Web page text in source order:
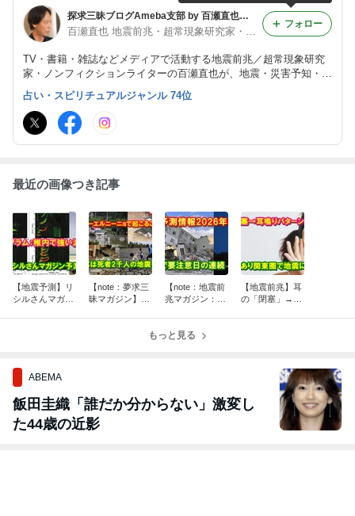
探求三昧ブログAmeba支部 by 百瀬直也（地震前兆・超常現象研究家/ライター）
TV・書籍・雑誌などメディアで活動する地震前兆／超常現象研究
家・ノンフィクションライターの百瀬直也が、地震・災害予知・予
言・防災・スピリチュアル関連の情報を提供。 ブログ記事を書い
ていない人を除いてフォロー返します。 連絡はメールでお願いし
ます。
フォロー
占い・スピリチュアルジャンル 74位
最近の画像つき記事
【地震予測】リ
シルさんマガジ
【note：夢求三
昧マガジン】ス
ること(2)犠牲者
【note：地震前
兆マガジン：0
05月版～月齢で
【地震前兆】耳
の「閉塞」→キ
もっと見る
ABEMA
飯田圭織「誰だか分からない」激変し
た44歳の近影